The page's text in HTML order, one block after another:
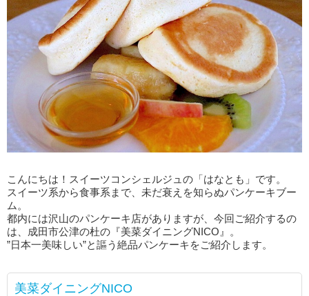
こんにちは！スイーツコンシェルジュの「はなとも」です。
スイーツ系から食事系まで、未だ衰えを知らぬパンケーキブー
ム。
都内には沢山のパンケーキ店がありますが、今回ご紹介するの
は、成田市公津の杜の『美菜ダイニングNICO』。
”日本一美味しい”と謳う絶品パンケーキをご紹介します。
美菜ダイニングNICO